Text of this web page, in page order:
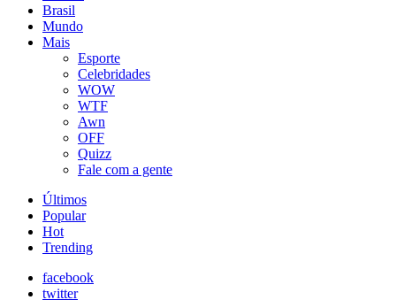
Brasil
Mundo
Mais
Esporte
Celebridades
WOW
WTF
Awn
OFF
Quizz
Fale com a gente
Últimos
Popular
Hot
Trending
facebook
twitter